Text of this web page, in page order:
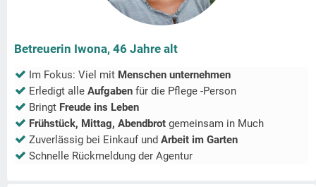
Betreuerin Iwona, 46 Jahre alt
Im Fokus: Viel mit Menschen unternehmen
Erledigt alle Aufgaben für die Pflege -Person
Bringt Freude ins Leben
Frühstück, Mittag, Abendbrot gemeinsam in Much
Zuverlässig bei Einkauf und Arbeit im Garten
Schnelle Rückmeldung der Agentur